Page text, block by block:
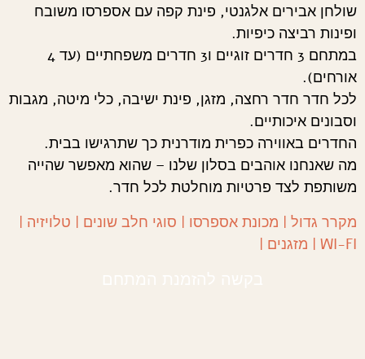
שולחן אבירים אלגנטי, פינת קפה עם אספרסו משובח
ופינות רביצה כיפיות.
במתחם 3 חדרים זוגיים ו3 חדרים משפחתיים (עד 4
אורחים).
לכל חדר חדר רחצה, מזגן, פינת ישיבה, כלי מיטה, מגבות
וסבונים איכותיים.
החדרים באווירה כפרית מודרנית כך שתרגישו בבית.
מה שאנחנו אוהבים בסלון שלנו – שהוא מאפשר שהייה
משותפת לצד פרטיות מוחלטת לכל חדר.
מקרר גדול | מכונת אספרסו | סוגי חלב שונים | טלויזיה |
WI-FI | מזגנים |